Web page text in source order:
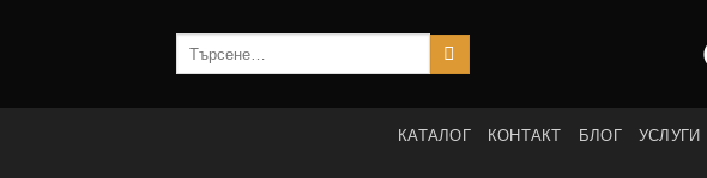
КАТАЛОГ КОНТАКТ БЛОГ УСЛУГИ